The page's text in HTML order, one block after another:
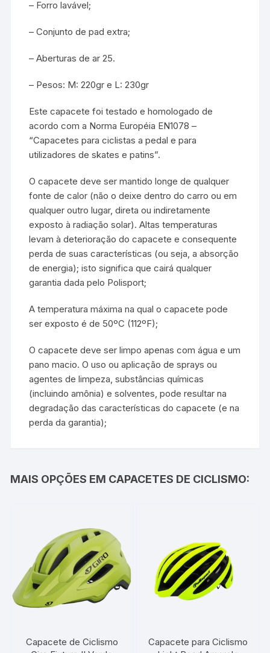
– Forro lavável;
– Conjunto de pad extra;
– Aberturas de ar 25.
– Pesos: M: 220gr e L: 230gr
Este capacete foi testado e homologado de
acordo com a Norma Européia EN1078 –
“Capacetes para ciclistas a pedal e para
utilizadores de skates e patins”.
O capacete deve ser mantido longe de qualquer
fonte de calor (não o deixe dentro do carro ou em
qualquer outro lugar, direta ou indiretamente
exposto à radiação solar). Altas temperaturas
levam à deterioração do capacete e consequente
perda de suas características (ou seja, a absorção
de energia); isto significa que cairá qualquer
garantia dada pelo Polisport;
A temperatura máxima na qual o capacete pode
ser exposto é de 50ºC (112ºF);
O capacete deve ser limpo apenas com água e um
pano macio. O uso ou aplicação de sprays ou
agentes de limpeza, substâncias químicas
(incluindo amônia) e solventes, pode resultar na
degradação das características do capacete (e na
perda da garantia);
MAIS OPÇÕES EM CAPACETES DE CICLISMO:
Capacete de Ciclismo
Capacete para Ciclismo